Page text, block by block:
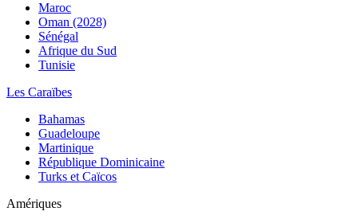
Maroc
Oman (2028)
Sénégal
Afrique du Sud
Tunisie
Les Caraïbes
Bahamas
Guadeloupe
Martinique
République Dominicaine
Turks et Caïcos
Amériques